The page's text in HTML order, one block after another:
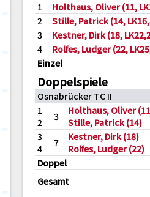
1
Holthaus, Oliver (11,
2
Stille, Patrick (14,
3
Kestner, Dirk (18,
4
Rolfes, Ludger (22,
Einzel
Doppelspiele
Osnabrücker TC II
1
2
3
Holthaus, Oliver
Stille, Patrick (14)
3
4
7
Kestner, Dirk (18)
Rolfes, Ludger (22)
Doppel
Gesamt